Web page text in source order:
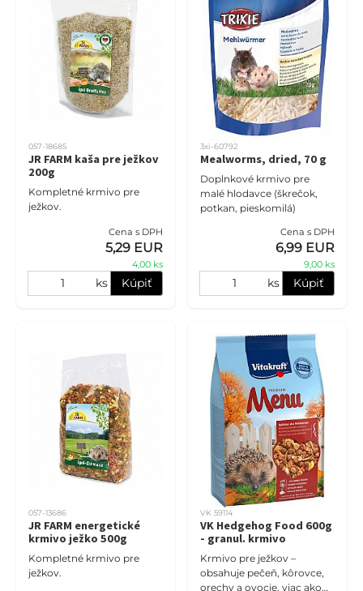
057-18685
JR FARM kaša pre ježkov
200g
Kompletné krmivo pre
ježkov.
Cena s DPH
5,29 EUR
4,00 ks
ks Kúpiť
3xi-60792
Mealworms, dried, 70 g
Doplnkové krmivo pre
malé hlodavce (škrečok,
potkan, pieskomilá)
Cena s DPH
6,99 EUR
9,00 ks
ks Kúpiť
057-13686
JR FARM energetické
krmivo ježko 500g
Kompletné krmivo pre
ježkov.
VK 59114
VK Hedgehog Food 600g
- granul. krmivo
Krmivo pre ježkov –
obsahuje pečeň, kôrovce,
orechy a ovocie, viac ako